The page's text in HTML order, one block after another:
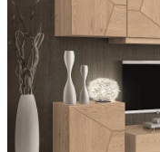
hvězdiček.